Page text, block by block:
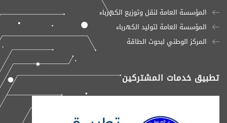
المؤسسة العامة لنقل وتوزيع الكهرباء
المؤسسة العامة لتوليد الكهرباء
المركز الوطني لبحوث الطاقة
تطبيق خدمات المشتركين